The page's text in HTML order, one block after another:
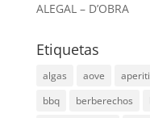
ALEGAL – D’OBRA
Etiquetas
algas aove
bbq
berberechos